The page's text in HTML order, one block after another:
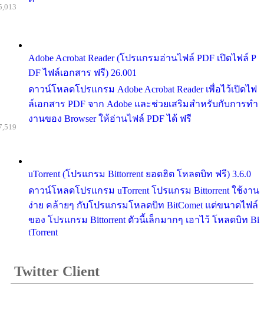
Adobe Acrobat Reader (โปรแกรมอ่านไฟล์ PDF เปิดไฟล์ P
DF ไฟล์เอกสาร ฟรี) 26.001
ดาวน์โหลดโปรแกรม Adobe Acrobat Reader เพื่อไว้เปิดไฟ
ล์เอกสาร PDF จาก Adobe และช่วยเสริมสำหรับกับการทำ
งานของ Browser ให้อ่านไฟล์ PDF ได้ ฟรี
uTorrent (โปรแกรม Bittorrent ยอดฮิต โหลดบิท ฟรี) 3.6.0
ดาวน์โหลดโปรแกรม uTorrent โปรแกรม Bittorrent ใช้งาน
ง่าย คล้ายๆ กับโปรแกรมโหลดบิท BitComet แต่ขนาดไฟล์
ของ โปรแกรม Bittorrent ตัวนี้เล็กมากๆ เอาไว้ โหลดบิท Bi
tTorrent
Twitter Client